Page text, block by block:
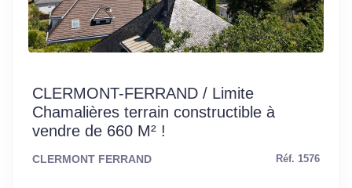
CLERMONT-FERRAND / Limite
Chamalières terrain constructible à
vendre de 660 M² !
CLERMONT FERRAND Réf. 1576